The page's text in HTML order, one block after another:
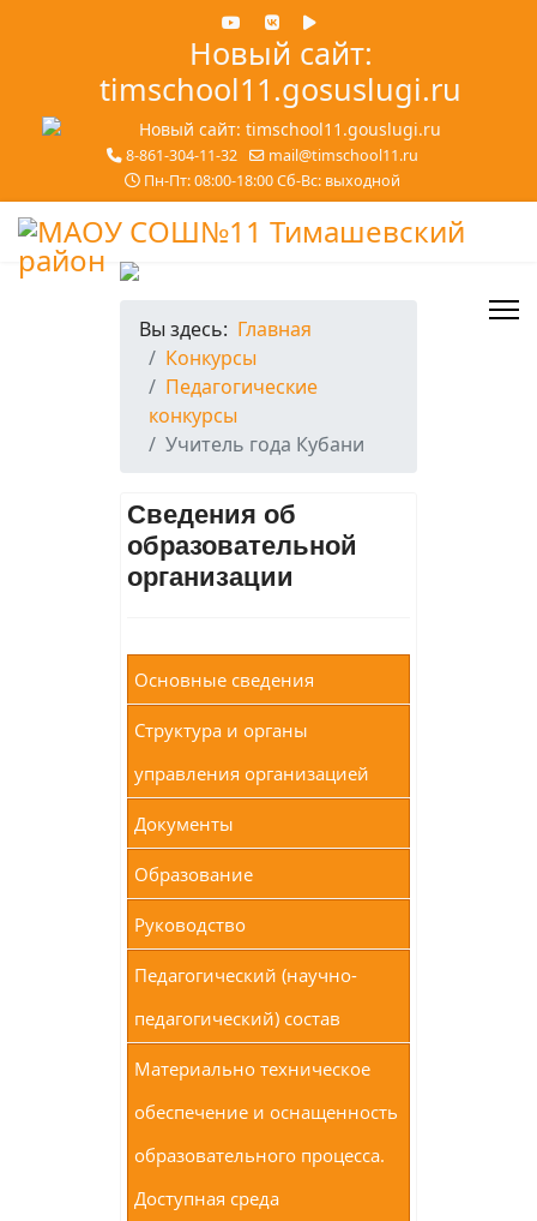
Новый сайт:
timschool11.gosuslugi.ru
8-861-304-11-32
mail@timschool11.ru
Пн-Пт: 08:00-18:00 Сб-Вс: выходной
Вы здесь: Главная
Конкурсы
Педагогические
конкурсы
Учитель года Кубани
Сведения об
образовательной
организации
Основные сведения
Структура и органы
управления организацией
Документы
Образование
Руководство
Педагогический (научно-
педагогический) состав
Материально техническое
обеспечение и оснащенность
образовательного процесса.
Доступная среда